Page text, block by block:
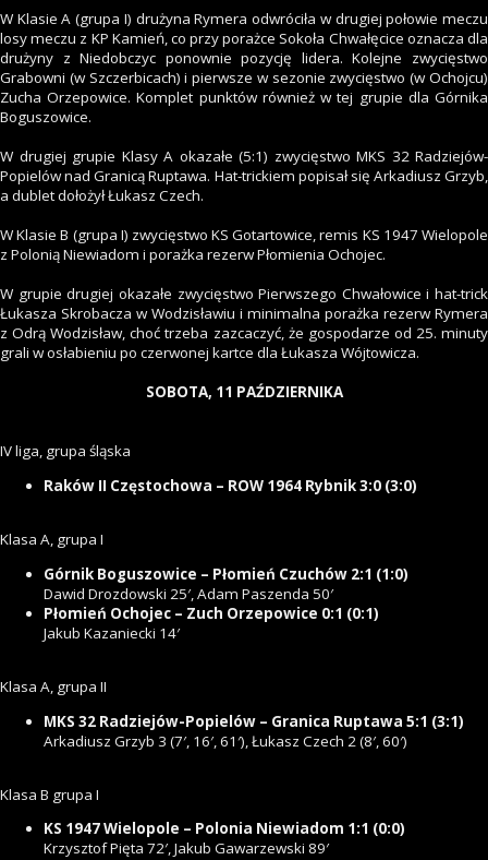
W Klasie A (grupa I) drużyna Rymera odwróciła w drugiej połowie meczu
losy meczu z KP Kamień, co przy porażce Sokoła Chwałęcice oznacza dla
drużyny z Niedobczyc ponownie pozycję lidera. Kolejne zwycięstwo
Grabowni (w Szczerbicach) i pierwsze w sezonie zwycięstwo (w Ochojcu)
Zucha Orzepowice. Komplet punktów również w tej grupie dla Górnika
Boguszowice.
W drugiej grupie Klasy A okazałe (5:1) zwycięstwo MKS 32 Radziejów-
Popielów nad Granicą Ruptawa. Hat-trickiem popisał się Arkadiusz Grzyb,
a dublet dołożył Łukasz Czech.
W Klasie B (grupa I) zwycięstwo KS Gotartowice, remis KS 1947 Wielopole
z Polonią Niewiadom i porażka rezerw Płomienia Ochojec.
W grupie drugiej okazałe zwycięstwo Pierwszego Chwałowice i hat-trick
Łukasza Skrobacza w Wodzisławiu i minimalna porażka rezerw Rymera
z Odrą Wodzisław, choć trzeba zazcaczyć, że gospodarze od 25. minuty
grali w osłabieniu po czerwonej kartce dla Łukasza Wójtowicza.
SOBOTA, 11 PAŹDZIERNIKA
IV liga, grupa śląska
Raków II Częstochowa – ROW 1964 Rybnik 3:0 (3:0)
Klasa A, grupa I
Górnik Boguszowice – Płomień Czuchów 2:1 (1:0)
Dawid Drozdowski 25′, Adam Paszenda 50′
Płomień Ochojec – Zuch Orzepowice 0:1 (0:1)
Jakub Kazaniecki 14′
Klasa A, grupa II
MKS 32 Radziejów-Popielów – Granica Ruptawa 5:1 (3:1)
Arkadiusz Grzyb 3 (7′, 16′, 61′), Łukasz Czech 2 (8′, 60′)
Klasa B grupa I
KS 1947 Wielopole – Polonia Niewiadom 1:1 (0:0)
Krzysztof Pięta 72′, Jakub Gawarzewski 89′